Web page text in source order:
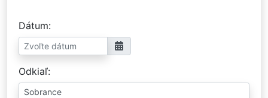
Dátum
Odkiaľ